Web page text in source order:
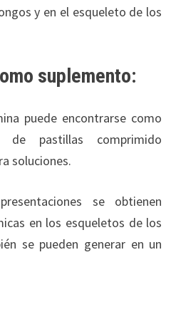
y en el esqueleto de los
suplemento:
puede encontrarse como
pastillas comprimido
soluciones.
se obtienen
en los esqueletos de los
se pueden generar en un